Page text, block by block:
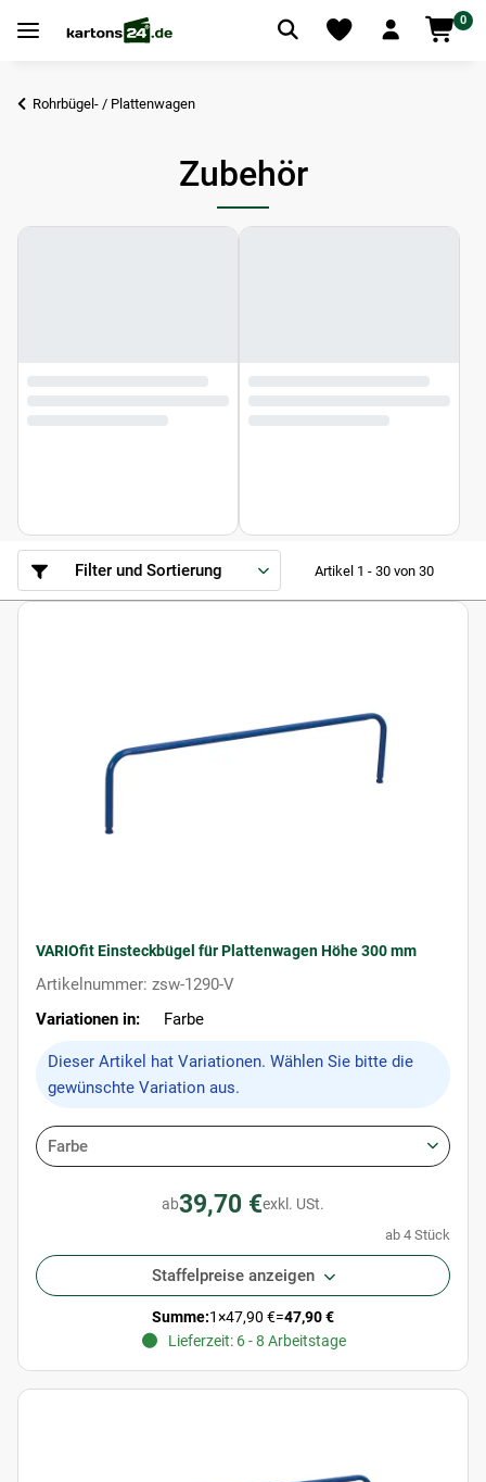
0
Rohrbügel- / Plattenwagen
Zubehör
Filter und Sortierung Artikel 1 - 30 von 30
VARIOfit Einsteckbügel für Plattenwagen Höhe 300 mm
Artikelnummer: zsw-1290-V
Variationen in:
Farbe
xDieser Artikel hat Variationen. Wählen Sie bitte die
gewünschte Variation aus.
Farbe
ab39,70 €exkl. USt.
ab 4 Stück
Staffelpreise anzeigen
Summe:1×47,90 €=47,90 €
Lieferzeit: 6 - 8 Arbeitstage